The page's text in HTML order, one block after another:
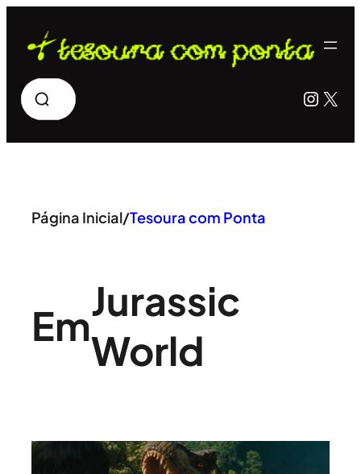
para
conteúdo
Pesquisar X
Página Inicial/Tesoura com Ponta
Em
Jurassic
World